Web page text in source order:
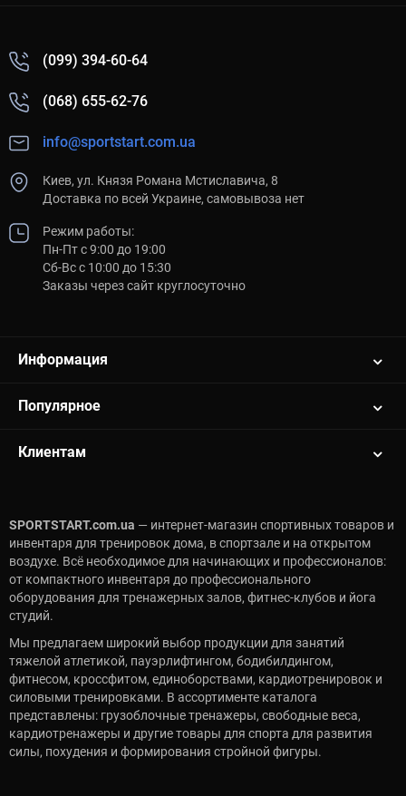
(099) 394-60-64
(068) 655-62-76
info@sportstart.com.ua
Киев, ул. Князя Романа Мстиславича, 8
Доставка по всей Украине, самовывоза нет
Режим работы:
Пн-Пт с 9:00 до 19:00
Сб-Вс с 10:00 до 15:30
Заказы через сайт круглосуточно
Информация
Популярное
Клиентам
SPORTSTART.com.ua — интернет-магазин спортивных товаров и
инвентаря для тренировок дома, в спортзале и на открытом
воздухе. Всё необходимое для начинающих и профессионалов:
от компактного инвентаря до профессионального
оборудования для тренажерных залов, фитнес-клубов и йога
студий.
Мы предлагаем широкий выбор продукции для занятий
тяжелой атлетикой, пауэрлифтингом, бодибилдингом,
фитнесом, кроссфитом, единоборствами, кардиотренировок и
силовыми тренировками. В ассортименте каталога
представлены: грузоблочные тренажеры, свободные веса,
кардиотренажеры и другие товары для спорта для развития
силы, похудения и формирования стройной фигуры.